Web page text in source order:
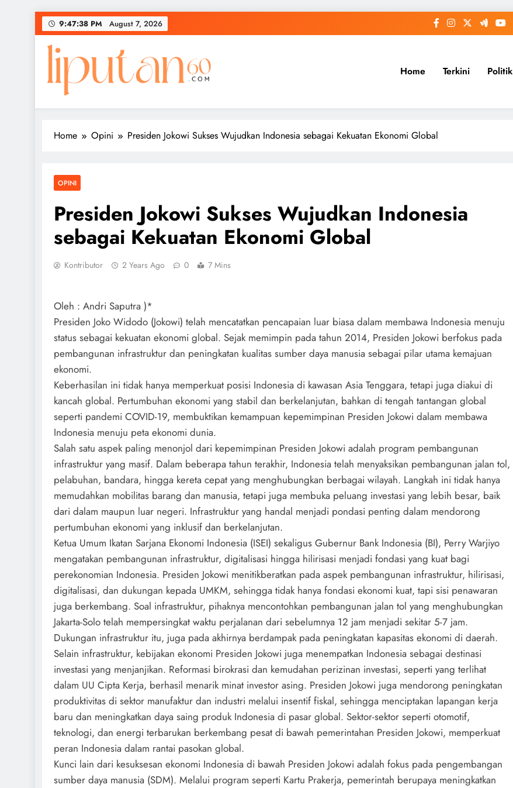
Skip
to
content
9:47:38 PM August 7, 2026
Home Terkini Politik
Home Opini Presiden Jokowi Sukses Wujudkan Indonesia sebagai Kekuatan Ekonomi Global
OPINI
Presiden Jokowi Sukses Wujudkan Indonesia
sebagai Kekuatan Ekonomi Global
Kontributor 2 Years Ago 0 7 Mins
Oleh : Andri Saputra )*
Presiden Joko Widodo (Jokowi) telah mencatatkan pencapaian luar biasa dalam membawa Indonesia menuju
status sebagai kekuatan ekonomi global. Sejak memimpin pada tahun 2014, Presiden Jokowi berfokus pada
pembangunan infrastruktur dan peningkatan kualitas sumber daya manusia sebagai pilar utama kemajuan
ekonomi.
Keberhasilan ini tidak hanya memperkuat posisi Indonesia di kawasan Asia Tenggara, tetapi juga diakui di
kancah global. Pertumbuhan ekonomi yang stabil dan berkelanjutan, bahkan di tengah tantangan global
seperti pandemi COVID-19, membuktikan kemampuan kepemimpinan Presiden Jokowi dalam membawa
Indonesia menuju peta ekonomi dunia.
Salah satu aspek paling menonjol dari kepemimpinan Presiden Jokowi adalah program pembangunan
infrastruktur yang masif. Dalam beberapa tahun terakhir, Indonesia telah menyaksikan pembangunan jalan tol,
pelabuhan, bandara, hingga kereta cepat yang menghubungkan berbagai wilayah. Langkah ini tidak hanya
memudahkan mobilitas barang dan manusia, tetapi juga membuka peluang investasi yang lebih besar, baik
dari dalam maupun luar negeri. Infrastruktur yang handal menjadi pondasi penting dalam mendorong
pertumbuhan ekonomi yang inklusif dan berkelanjutan.
Ketua Umum Ikatan Sarjana Ekonomi Indonesia (ISEI) sekaligus Gubernur Bank Indonesia (BI), Perry Warjiyo
mengatakan pembangunan infrastruktur, digitalisasi hingga hilirisasi menjadi fondasi yang kuat bagi
perekonomian Indonesia. Presiden Jokowi menitikberatkan pada aspek pembangunan infrastruktur, hilirisasi,
digitalisasi, dan dukungan kepada UMKM, sehingga tidak hanya fondasi ekonomi kuat, tapi sisi penawaran
juga berkembang. Soal infrastruktur, pihaknya mencontohkan pembangunan jalan tol yang menghubungkan
Jakarta-Solo telah mempersingkat waktu perjalanan dari sebelumnya 12 jam menjadi sekitar 5-7 jam.
Dukungan infrastruktur itu, juga pada akhirnya berdampak pada peningkatan kapasitas ekonomi di daerah.
Selain infrastruktur, kebijakan ekonomi Presiden Jokowi juga menempatkan Indonesia sebagai destinasi
investasi yang menjanjikan. Reformasi birokrasi dan kemudahan perizinan investasi, seperti yang terlihat
dalam UU Cipta Kerja, berhasil menarik minat investor asing. Presiden Jokowi juga mendorong peningkatan
produktivitas di sektor manufaktur dan industri melalui insentif fiskal, sehingga menciptakan lapangan kerja
baru dan meningkatkan daya saing produk Indonesia di pasar global. Sektor-sektor seperti otomotif,
teknologi, dan energi terbarukan berkembang pesat di bawah pemerintahan Presiden Jokowi, memperkuat
peran Indonesia dalam rantai pasokan global.
Kunci lain dari kesuksesan ekonomi Indonesia di bawah Presiden Jokowi adalah fokus pada pengembangan
sumber daya manusia (SDM). Melalui program seperti Kartu Prakerja, pemerintah berupaya meningkatkan